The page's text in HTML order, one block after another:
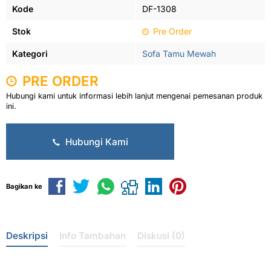
Kode DF-1308
Stok Pre Order
Kategori Sofa Tamu Mewah
PRE ORDER
Hubungi kami untuk informasi lebih lanjut mengenai pemesanan produk
ini.
Hubungi Kami
Bagikan ke
Deskripsi Info Tambahan Diskusi (0)